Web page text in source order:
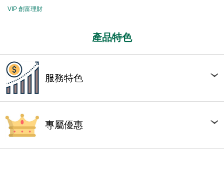
VIP 創富理財
產品特色
服務特色
專屬優惠